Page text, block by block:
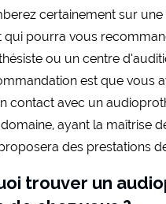
certainement sur une
qui pourra vous
ou un centre
est que vous
contact avec un
ayant la maîtrise
des prestations
trouver un